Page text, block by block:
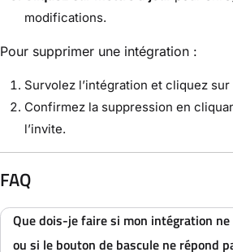
modifications.
Pour supprimer une intégration :
Survolez l’intégration et cliquez sur
Confirmez la suppression en
l’invite.
FAQ
Que dois-je faire si mon intégration
ou si le bouton de bascule ne répond